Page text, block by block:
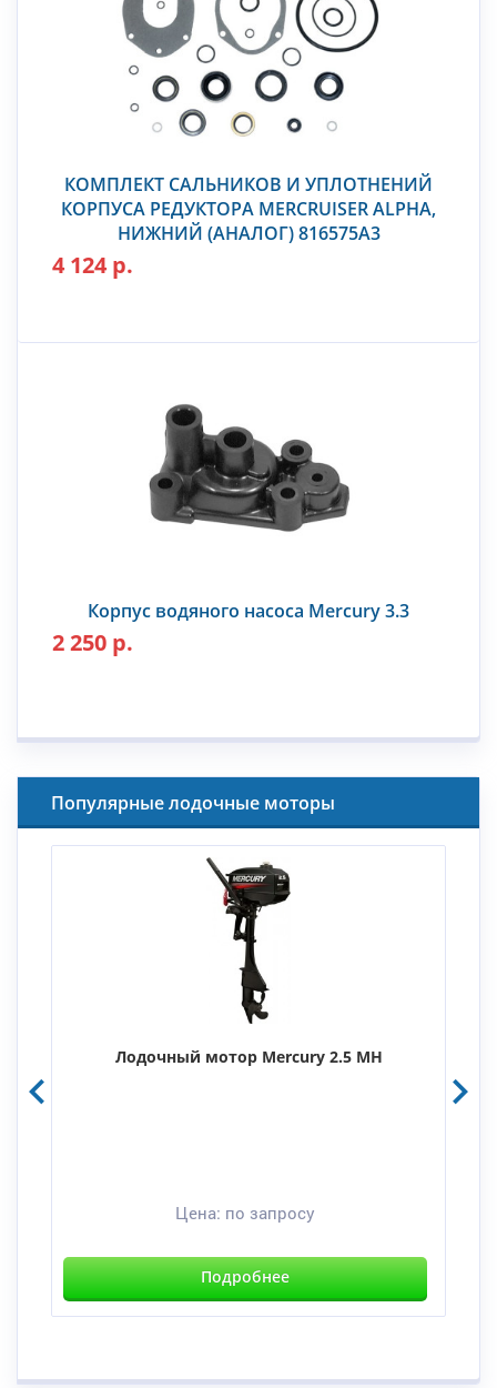
КОМПЛЕКТ САЛЬНИКОВ И УПЛОТНЕНИЙ
КОРПУСА РЕДУКТОРА MERCRUISER ALPHA,
НИЖНИЙ (АНАЛОГ) 816575A3
4 124 р.
Корпус водяного насоса Mercury 3.3
2 250 р.
Популярные лодочные моторы
Лодочный мотор Mercury 2.5 MH
Цена: по запросу
Подробнее